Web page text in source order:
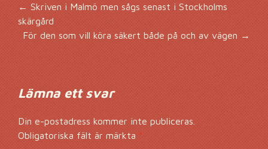
Inläggsnavigering
← Skriven i Malmö men sågs senast i Stockholms
skärgård
För den som vill köra säkert både på och av vägen→
Lämna ett svar
Din e-postadress kommer inte publiceras.
Obligatoriska fält är märkta *